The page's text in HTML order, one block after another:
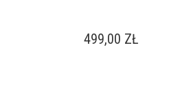
499,00 ZŁ